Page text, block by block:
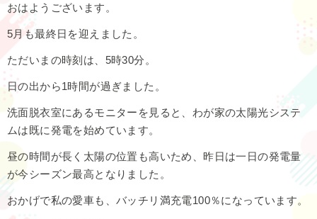
おはようございます。
5月も最終日を迎えました。
ただいまの時刻は、5時30分。
日の出から1時間が過ぎました。
洗面脱衣室にあるモニターを見ると、わが家の太陽光システ
ムは既に発電を始めています。
昼の時間が長く太陽の位置も高いため、昨日は一日の発電量
が今シーズン最高となりました。
おかげで私の愛車も、バッチリ満充電100％になっています。